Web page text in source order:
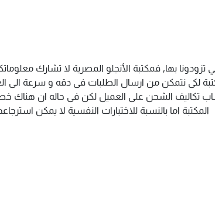
تزودونا بها, فمكتبة الأنجلو المصرية لا تشارك
لكى نتمكن من ارسال الطلبات فى دقه و سرعة الى
تكاليف الشحن على العميل لكن فى حاله ان هناك
المكتبة اما بالنسبة للاختبارات النفسية لا يمكن